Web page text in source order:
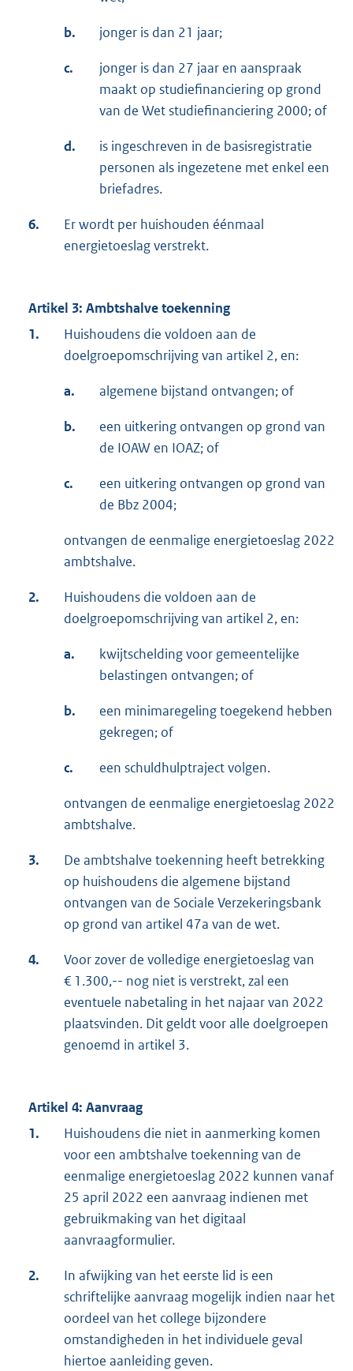
b. jonger is dan 21 jaar;
c.
jonger is dan 27 jaar en aanspraak
maakt op studiefinanciering op grond
van de Wet studiefinanciering 2000; of
d.
is ingeschreven in de basisregistratie
personen als ingezetene met enkel een
briefadres.
6.
Er wordt per huishouden éénmaal
energietoeslag verstrekt.
Artikel 3: Ambtshalve toekenning
1.
Huishoudens die voldoen aan de
doelgroepomschrijving van artikel 2, en:
a. algemene bijstand ontvangen; of
b.
een uitkering ontvangen op grond van
de IOAW en IOAZ; of
c.
een uitkering ontvangen op grond van
de Bbz 2004;
ontvangen de eenmalige energietoeslag 2022
ambtshalve.
2.
Huishoudens die voldoen aan de
doelgroepomschrijving van artikel 2, en:
a.
kwijtschelding voor gemeentelijke
belastingen ontvangen; of
b.
een minimaregeling toegekend hebben
gekregen; of
c. een schuldhulptraject volgen.
ontvangen de eenmalige energietoeslag 2022
ambtshalve.
3.
De ambtshalve toekenning heeft betrekking
op huishoudens die algemene bijstand
ontvangen van de Sociale Verzekeringsbank
op grond van artikel 47a van de wet.
4.
Voor zover de volledige energietoeslag van
€ 1.300,-- nog niet is verstrekt, zal een
eventuele nabetaling in het najaar van 2022
plaatsvinden. Dit geldt voor alle doelgroepen
genoemd in artikel 3.
Artikel 4: Aanvraag
1.
Huishoudens die niet in aanmerking komen
voor een ambtshalve toekenning van de
eenmalige energietoeslag 2022 kunnen vanaf
25 april 2022 een aanvraag indienen met
gebruikmaking van het digitaal
aanvraagformulier.
2.
In afwijking van het eerste lid is een
schriftelijke aanvraag mogelijk indien naar het
oordeel van het college bijzondere
omstandigheden in het individuele geval
hiertoe aanleiding geven.